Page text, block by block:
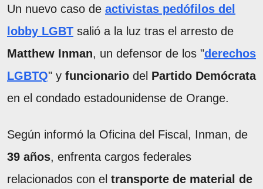
Un nuevo caso de activistas pedófilos del
lobby LGBT salió a la luz tras el arresto de
Matthew Inman, un defensor de los "derechos
LGBTQ" y funcionario del Partido Demócrata
en el condado estadounidense de Orange.
Según informó la Oficina del Fiscal, Inman, de
39 años, enfrenta cargos federales
relacionados con el transporte de material de